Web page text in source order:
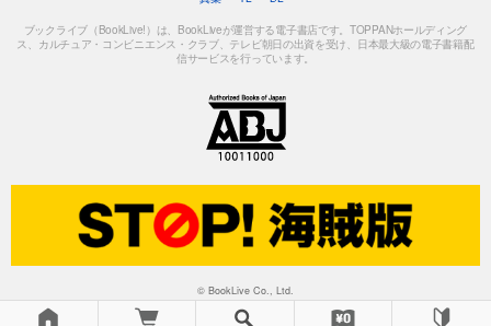
ブックライブ（BookLive!）は、BookLiveが運営する電子書店です。TOPPANホールディング
ス、カルチュア・コンビニエンス・クラブ、テレビ朝日の出資を受け、日本最大級の電子書籍配
信サービスを行っています。
© BookLive Co., Ltd.